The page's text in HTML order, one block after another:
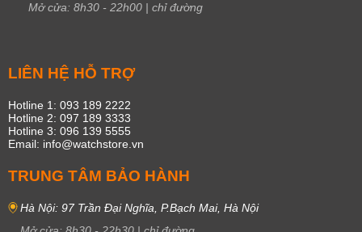
Mở cửa: 8h30 - 22h00 | chỉ đường
LIÊN HỆ HỖ TRỢ
Hotline 1: 093 189 2222
Hotline 2: 097 189 3333
Hotline 3: 096 139 5555
Email: info@watchstore.vn
TRUNG TÂM BẢO HÀNH
Hà Nội: 97 Trần Đại Nghĩa, P.Bạch Mai, Hà Nội